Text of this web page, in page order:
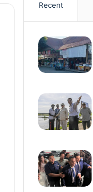
Recent